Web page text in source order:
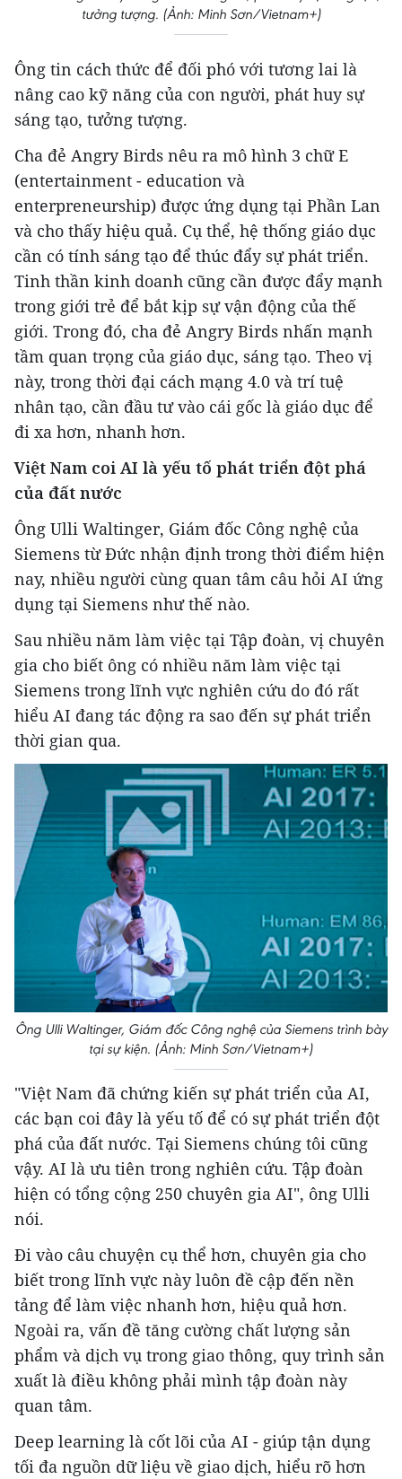
tưởng tượng. (Ảnh: Minh Sơn/Vietnam+)
Ông tin cách thức để đối phó với tương lai là
nâng cao kỹ năng của con người, phát huy sự
sáng tạo, tưởng tượng.
Cha đẻ Angry Birds nêu ra mô hình 3 chữ E
(entertainment - education và
enterpreneurship) được ứng dụng tại Phần Lan
và cho thấy hiệu quả. Cụ thể, hệ thống giáo dục
cần có tính sáng tạo để thúc đẩy sự phát triển.
Tinh thần kinh doanh cũng cần được đẩy mạnh
trong giới trẻ để bắt kịp sự vận động của thế
giới. Trong đó, cha đẻ Angry Birds nhấn mạnh
tầm quan trọng của giáo dục, sáng tạo. Theo vị
này, trong thời đại cách mạng 4.0 và trí tuệ
nhân tạo, cần đầu tư vào cái gốc là giáo dục để
đi xa hơn, nhanh hơn.
Việt Nam coi AI là yếu tố phát triển đột phá
của đất nước
Ông Ulli Waltinger, Giám đốc Công nghệ của
Siemens từ Đức nhận định trong thời điểm hiện
nay, nhiều người cùng quan tâm câu hỏi AI ứng
dụng tại Siemens như thế nào.
Sau nhiều năm làm việc tại Tập đoàn, vị chuyên
gia cho biết ông có nhiều năm làm việc tại
Siemens trong lĩnh vực nghiên cứu do đó rất
hiểu AI đang tác động ra sao đến sự phát triển
thời gian qua.
Ông Ulli Waltinger, Giám đốc Công nghệ của Siemens trình bày
tại sự kiện. (Ảnh: Minh Sơn/Vietnam+)
"Việt Nam đã chứng kiến sự phát triển của AI,
các bạn coi đây là yếu tố để có sự phát triển đột
phá của đất nước. Tại Siemens chúng tôi cũng
vậy. AI là ưu tiên trong nghiên cứu. Tập đoàn
hiện có tổng cộng 250 chuyên gia AI", ông Ulli
nói.
Đi vào câu chuyện cụ thể hơn, chuyên gia cho
biết trong lĩnh vực này luôn đề cập đến nền
tảng để làm việc nhanh hơn, hiệu quả hơn.
Ngoài ra, vấn đề tăng cường chất lượng sản
phẩm và dịch vụ trong giao thông, quy trình sản
xuất là điều không phải mình tập đoàn này
quan tâm.
Deep learning là cốt lõi của AI - giúp tận dụng
tối đa nguồn dữ liệu về giao dịch, hiểu rõ hơn